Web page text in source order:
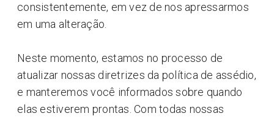
consistentemente, em vez de nos apressarmos
em uma alteração.
Neste momento, estamos no processo de
atualizar nossas diretrizes da política de assédio,
e manteremos você informados sobre quando
elas estiverem prontas. Com todas nossas